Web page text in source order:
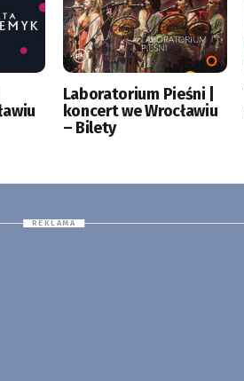
Laboratorium Pieśni |
koncert we Wrocławiu
– Bilety